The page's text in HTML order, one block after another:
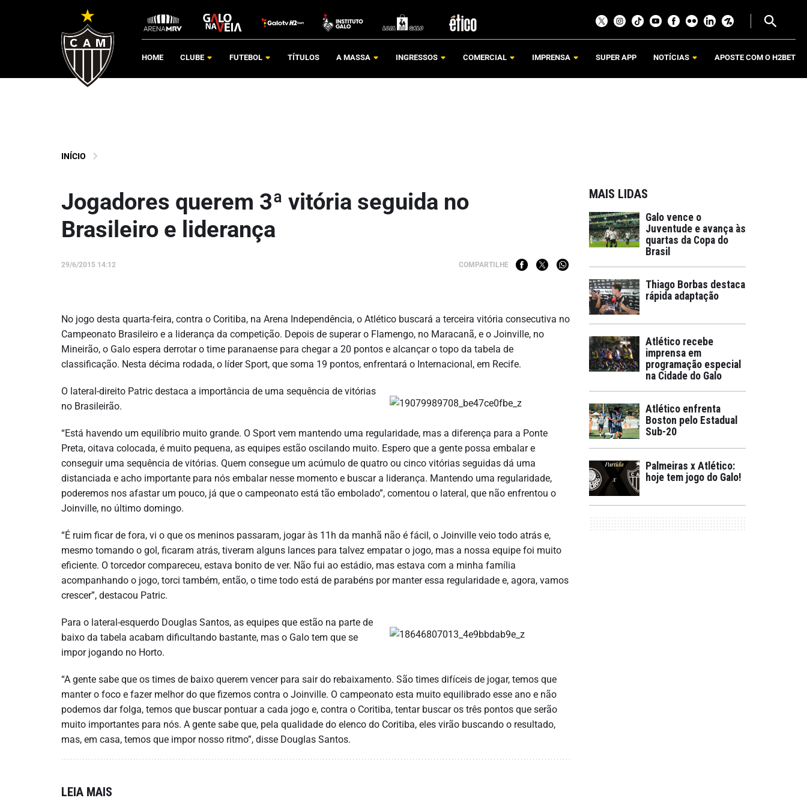
HOME CLUBE FUTEBOL TÍTULOS A MASSA INGRESSOS COMERCIAL IMPRENSA SUPER APP NOTÍCIAS APOSTE COM O H2BET
INÍCIO
Jogadores querem 3ª vitória seguida no
Brasileiro e liderança
29/6/2015 14:12 COMPARTILHE
No jogo desta quarta-feira, contra o Coritiba, na Arena Independência, o Atlético buscará a terceira vitória consecutiva no
Campeonato Brasileiro e a liderança da competição. Depois de superar o Flamengo, no Maracanã, e o Joinville, no
Mineirão, o Galo espera derrotar o time paranaense para chegar a 20 pontos e alcançar o topo da tabela de
classificação. Nesta décima rodada, o líder Sport, que soma 19 pontos, enfrentará o Internacional, em Recife.
O lateral-direito Patric destaca a importância de uma sequência de vitórias
no Brasileirão.
“Está havendo um equilíbrio muito grande. O Sport vem mantendo uma regularidade, mas a diferença para a Ponte
Preta, oitava colocada, é muito pequena, as equipes estão oscilando muito. Espero que a gente possa embalar e
conseguir uma sequência de vitórias. Quem consegue um acúmulo de quatro ou cinco vitórias seguidas dá uma
distanciada e acho importante para nós embalar nesse momento e buscar a liderança. Mantendo uma regularidade,
poderemos nos afastar um pouco, já que o campeonato está tão embolado”, comentou o lateral, que não enfrentou o
Joinville, no último domingo.
“É ruim ficar de fora, vi o que os meninos passaram, jogar às 11h da manhã não é fácil, o Joinville veio todo atrás e,
mesmo tomando o gol, ficaram atrás, tiveram alguns lances para talvez empatar o jogo, mas a nossa equipe foi muito
eficiente. O torcedor compareceu, estava bonito de ver. Não fui ao estádio, mas estava com a minha família
acompanhando o jogo, torci também, então, o time todo está de parabéns por manter essa regularidade e, agora, vamos
crescer”, destacou Patric.
Para o lateral-esquerdo Douglas Santos, as equipes que estão na parte de
baixo da tabela acabam dificultando bastante, mas o Galo tem que se
impor jogando no Horto.
“A gente sabe que os times de baixo querem vencer para sair do rebaixamento. São times difíceis de jogar, temos que
manter o foco e fazer melhor do que fizemos contra o Joinville. O campeonato esta muito equilibrado esse ano e não
podemos dar folga, temos que buscar pontuar a cada jogo e, contra o Coritiba, tentar buscar os três pontos que serão
muito importantes para nós. A gente sabe que, pela qualidade do elenco do Coritiba, eles virão buscando o resultado,
mas, em casa, temos que impor nosso ritmo”, disse Douglas Santos.
LEIA MAIS
MAIS LIDAS
Galo vence o
Juventude e avança às
quartas da Copa do
Brasil
Thiago Borbas destaca
rápida adaptação
Atlético recebe
imprensa em
programação especial
na Cidade do Galo
Atlético enfrenta
Boston pelo Estadual
Sub-20
Palmeiras x Atlético:
hoje tem jogo do Galo!